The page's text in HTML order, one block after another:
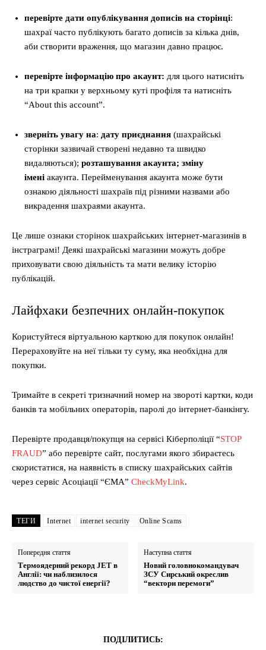
перевірте дати опублікування дописів на сторінці:
шахраї часто публікують багато дописів за кілька днів,
аби створити враження, що магазин давно працює.
перевірте інформацію про акаунт: для цього натисніть
на три крапки у верхньому куті профіля та натисніть
“About this account”.
зверніть увагу на: дату приєднання (шахрайські
сторінки зазвичай створені недавно та швидко
видаляються); розташування акаунта; зміну
імені акаунта. Перейменування акаунта може бути
ознакою діяльності шахраїв під різними назвами або
викрадення шахраями акаунта.
Це лише ознаки сторінок шахрайських інтернет-магазинів в
інстраграмі! Деякі шахрайські магазини можуть добре
приховувати свою діяльність та мати велику історію
публікацій.
Лайфхаки безпечних онлайн-покупок
Користуйтеся віртуальною карткою для покупок онлайн!
Перераховуйте на неї тільки ту суму, яка необхідна для
покупки.
Тримайте в секреті тризначний номер на звороті картки, коди
банків та мобільних операторів, паролі до інтернет-банкінгу.
Перевірте продавця/покупця на сервісі Кіберполіції “STOP
FRAUD” або перевірте сайт, послугами якого збираєтесь
скористатися, на наявність в списку шахрайських сайтів
через сервіс Асоціації “ЄМА” CheckMyLink.
ТЕГИ Internet internet security Online Scams
Попередня стаття
Термоядерний рекорд JET в
Англії: чи наблизилося
людство до чистої енергії?
Наступна стаття
Новий головнокомандувач
ЗСУ Сирський окреслив
“вектори перемоги”
ПОДІЛИТИСЬ: